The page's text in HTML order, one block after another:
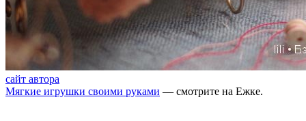
сайт автора
Мягкие игрушки своими руками — смотрите на Ежке.